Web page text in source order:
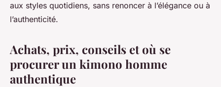
aux styles quotidiens, sans renoncer à l’élégance ou à
l’authenticité.
Achats, prix, conseils et où se
procurer un kimono homme
authentique